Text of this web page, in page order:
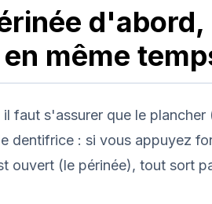
d'abord,
même
faut s'assurer que le plancher
dentifrice : si vous appuyez
ouvert (le périnée), tout sort